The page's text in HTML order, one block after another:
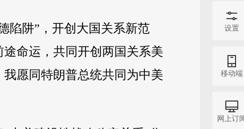
陷阱”，开创大国关系新范
命运，共同开创两国关系美
愿同特朗普总统共同为中美
设置
移动端
网上订